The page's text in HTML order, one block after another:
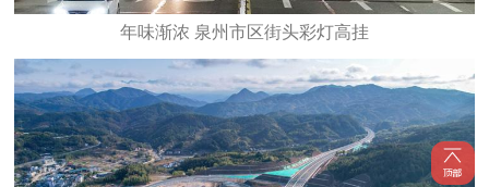
年味渐浓 泉州市区街头彩灯高挂